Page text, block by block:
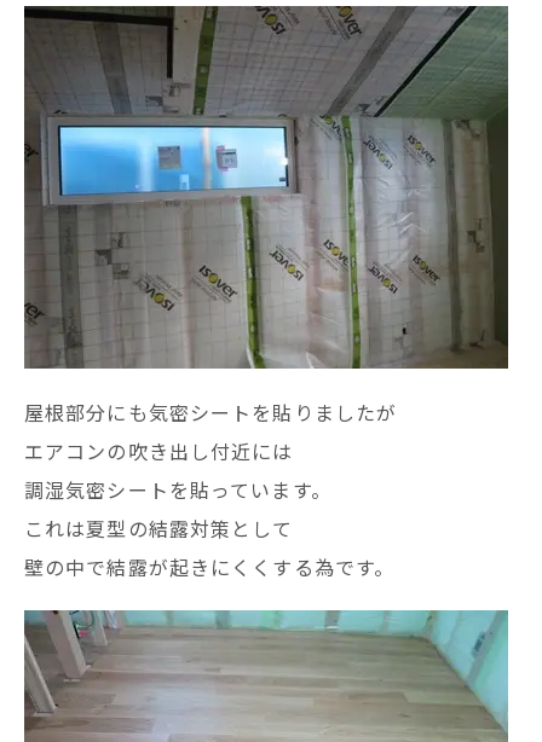
屋根部分にも気密シートを貼りましたが
エアコンの吹き出し付近には
調湿気密シートを貼っています。
これは夏型の結露対策として
壁の中で結露が起きにくくする為です。